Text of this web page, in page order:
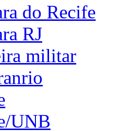
do Recife
RJ
militar
UNB